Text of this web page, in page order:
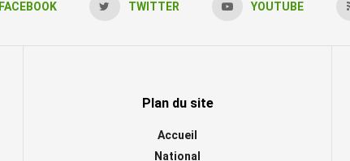
FACEBOOK TWITTER YOUTUBE
Plan du site
Accueil
National